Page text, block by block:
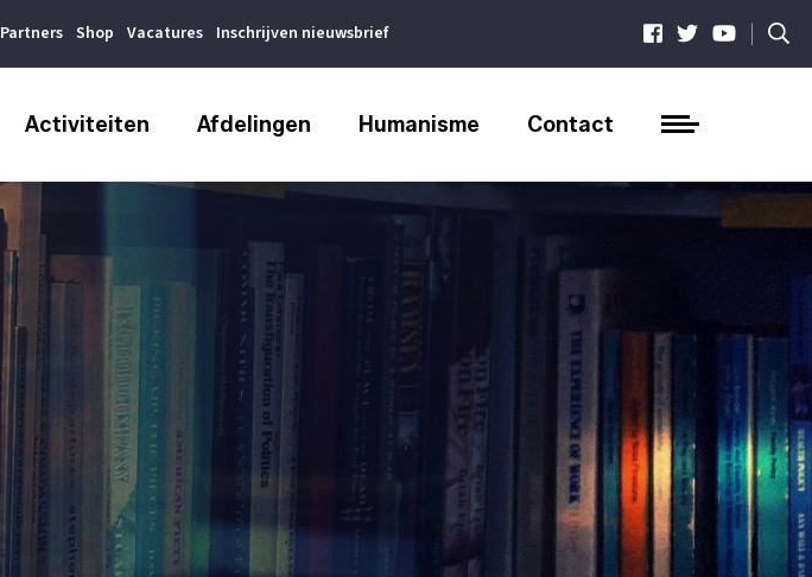
Partners Shop Vacatures Inschrijven nieuwsbrief |
Activiteiten Afdelingen Humanisme Contact